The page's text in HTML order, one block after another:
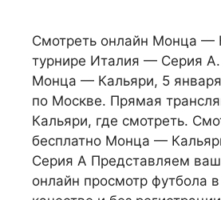
Смотреть онлайн Монца —
турнире Италия — Серия
Монца — Кальяри, 5
по Москве. Прямая
Кальяри, где смотреть.
бесплатно Монца —
Серия А Представляем
онлайн просмотр футбола